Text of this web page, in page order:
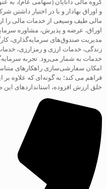
گروه مالی دانایان (سهامی عام)، به
و اوراق بهادار و با در اختیار
مالی طیف وسیعی از خدمات مالی را
اوراق، عرضه و پذیرش، مشاوره
مدیریت صندوق‌های سرمایه‌گذاری،
زندگی، خدمات ارزی و رمزارزی،
خدمات به شمار می‌رود. تجربه
امکان سفارشی‌سازی راهکارهای
فراهم می کند؛ به گونه‌ای که علاوه بر
خلق ارزش افزوده، استانداردهای